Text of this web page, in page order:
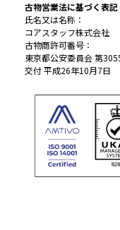
古物営業法に基づく表記
氏名又は名称：
コアスタッフ株式会社
古物商許可番号：
東京都公安委員会 第
交付 平成26年10月7日